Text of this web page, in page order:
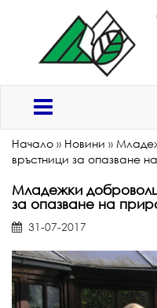
Начало » Новини »
връстници за опазване
Младежки
за опазване на
31-07-2017